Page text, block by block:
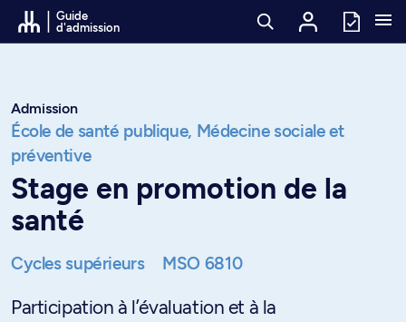
Passer au contenu
Guide
d'admission
Admission
École de santé publique, Médecine sociale et
préventive
Stage en promotion de la
santé
Cycles supérieurs MSO 6810
Participation à l’évaluation et à la